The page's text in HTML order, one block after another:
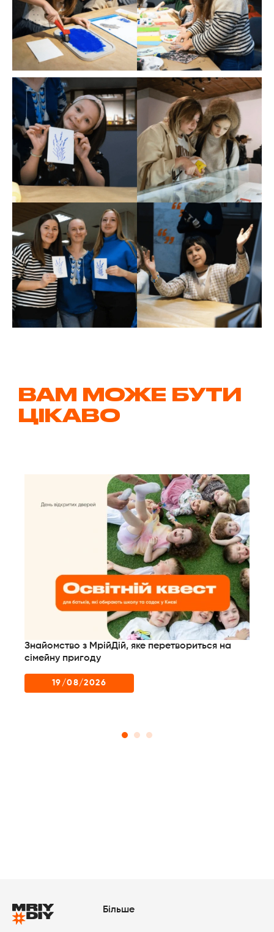
ВАМ МОЖЕ БУТИ
ЦІКАВО
Знайомство з МрійДій, яке перетвориться на
сімейну пригоду
19/08/2026
Більше